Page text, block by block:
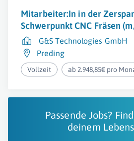
Mitarbeiter:In in der
Schwerpunkt CNC Fräsen
G&S Technologies GmbH
Preding
Vollzeit ab 2.948,85€ pro
Passende Jobs?
deinem